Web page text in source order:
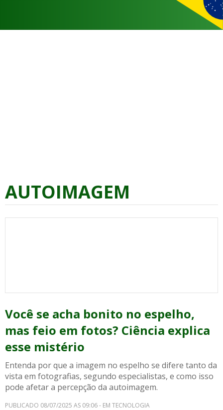
AUTOIMAGEM
Você se acha bonito no espelho,
mas feio em fotos? Ciência explica
esse mistério
Entenda por que a imagem no espelho se difere tanto da
vista em fotografias, segundo especialistas, e como isso
pode afetar a percepção da autoimagem.
PUBLICADO 08/07/2025 AS 09:06 - EM TECNOLOGIA